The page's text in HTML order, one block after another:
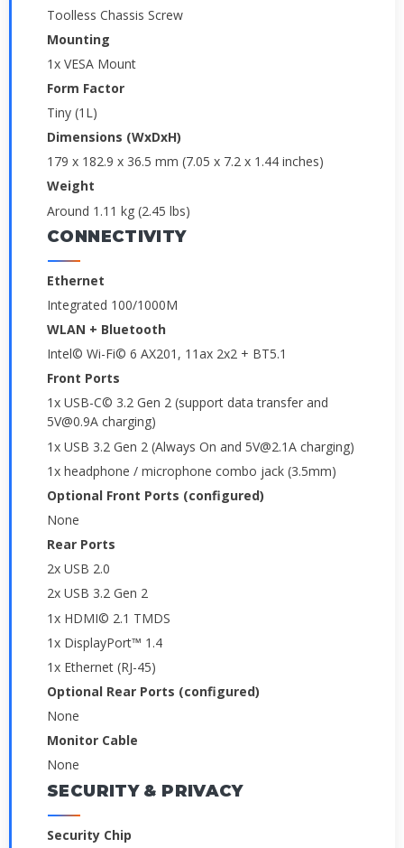
Toolless Chassis Screw
Mounting
1x VESA Mount
Form Factor
Tiny (1L)
Dimensions (WxDxH)
179 x 182.9 x 36.5 mm (7.05 x 7.2 x 1.44 inches)
Weight
Around 1.11 kg (2.45 lbs)
CONNECTIVITY
Ethernet
Integrated 100/1000M
WLAN + Bluetooth
Intel© Wi-Fi© 6 AX201, 11ax 2x2 + BT5.1
Front Ports
1x USB-C© 3.2 Gen 2 (support data transfer and
5V@0.9A charging)
1x USB 3.2 Gen 2 (Always On and 5V@2.1A charging)
1x headphone / microphone combo jack (3.5mm)
Optional Front Ports (configured)
None
Rear Ports
2x USB 2.0
2x USB 3.2 Gen 2
1x HDMI© 2.1 TMDS
1x DisplayPort™ 1.4
1x Ethernet (RJ-45)
Optional Rear Ports (configured)
None
Monitor Cable
None
SECURITY & PRIVACY
Security Chip